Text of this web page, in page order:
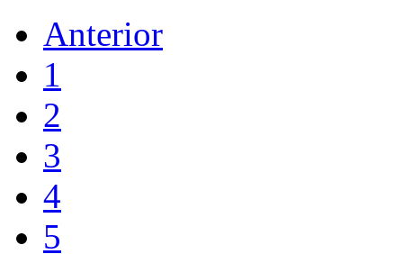
Anterior
1
2
3
4
5